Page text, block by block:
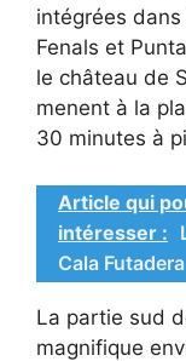
intégrées
Fenals et
le château de
menent à la
30 minutes à
Article qui
intéresser :
Cala Futadera
La partie sud
magnifique